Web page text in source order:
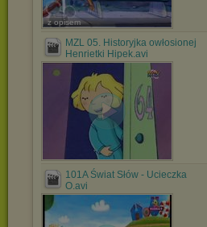
z opisem
MZL 05. Historyjka owłosionej
Henrietki Hipek.avi
101A Świat Słów - Ucieczka
O.avi